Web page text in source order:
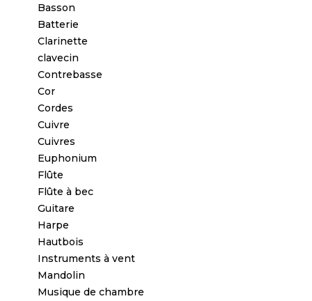
Basson
Batterie
Clarinette
clavecin
Contrebasse
Cor
Cordes
Cuivre
Cuivres
Euphonium
Flûte
Flûte à bec
Guitare
Harpe
Hautbois
Instruments à vent
Mandolin
Musique de chambre